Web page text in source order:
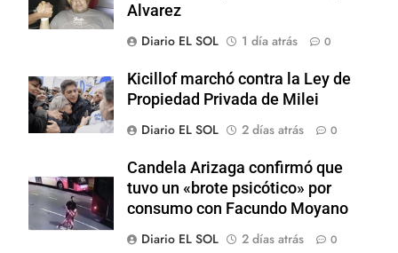
Alvarez
Diario EL SOL
1 día atrás 0
Kicillof marchó contra la Ley de
Propiedad Privada de Milei
Diario EL SOL
2 días atrás 0
Candela Arizaga confirmó que
tuvo un «brote psicótico» por
consumo con Facundo Moyano
Diario EL SOL
2 días atrás 0